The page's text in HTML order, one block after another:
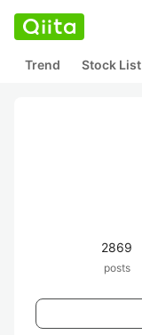
Trend Stock List
2869
posts